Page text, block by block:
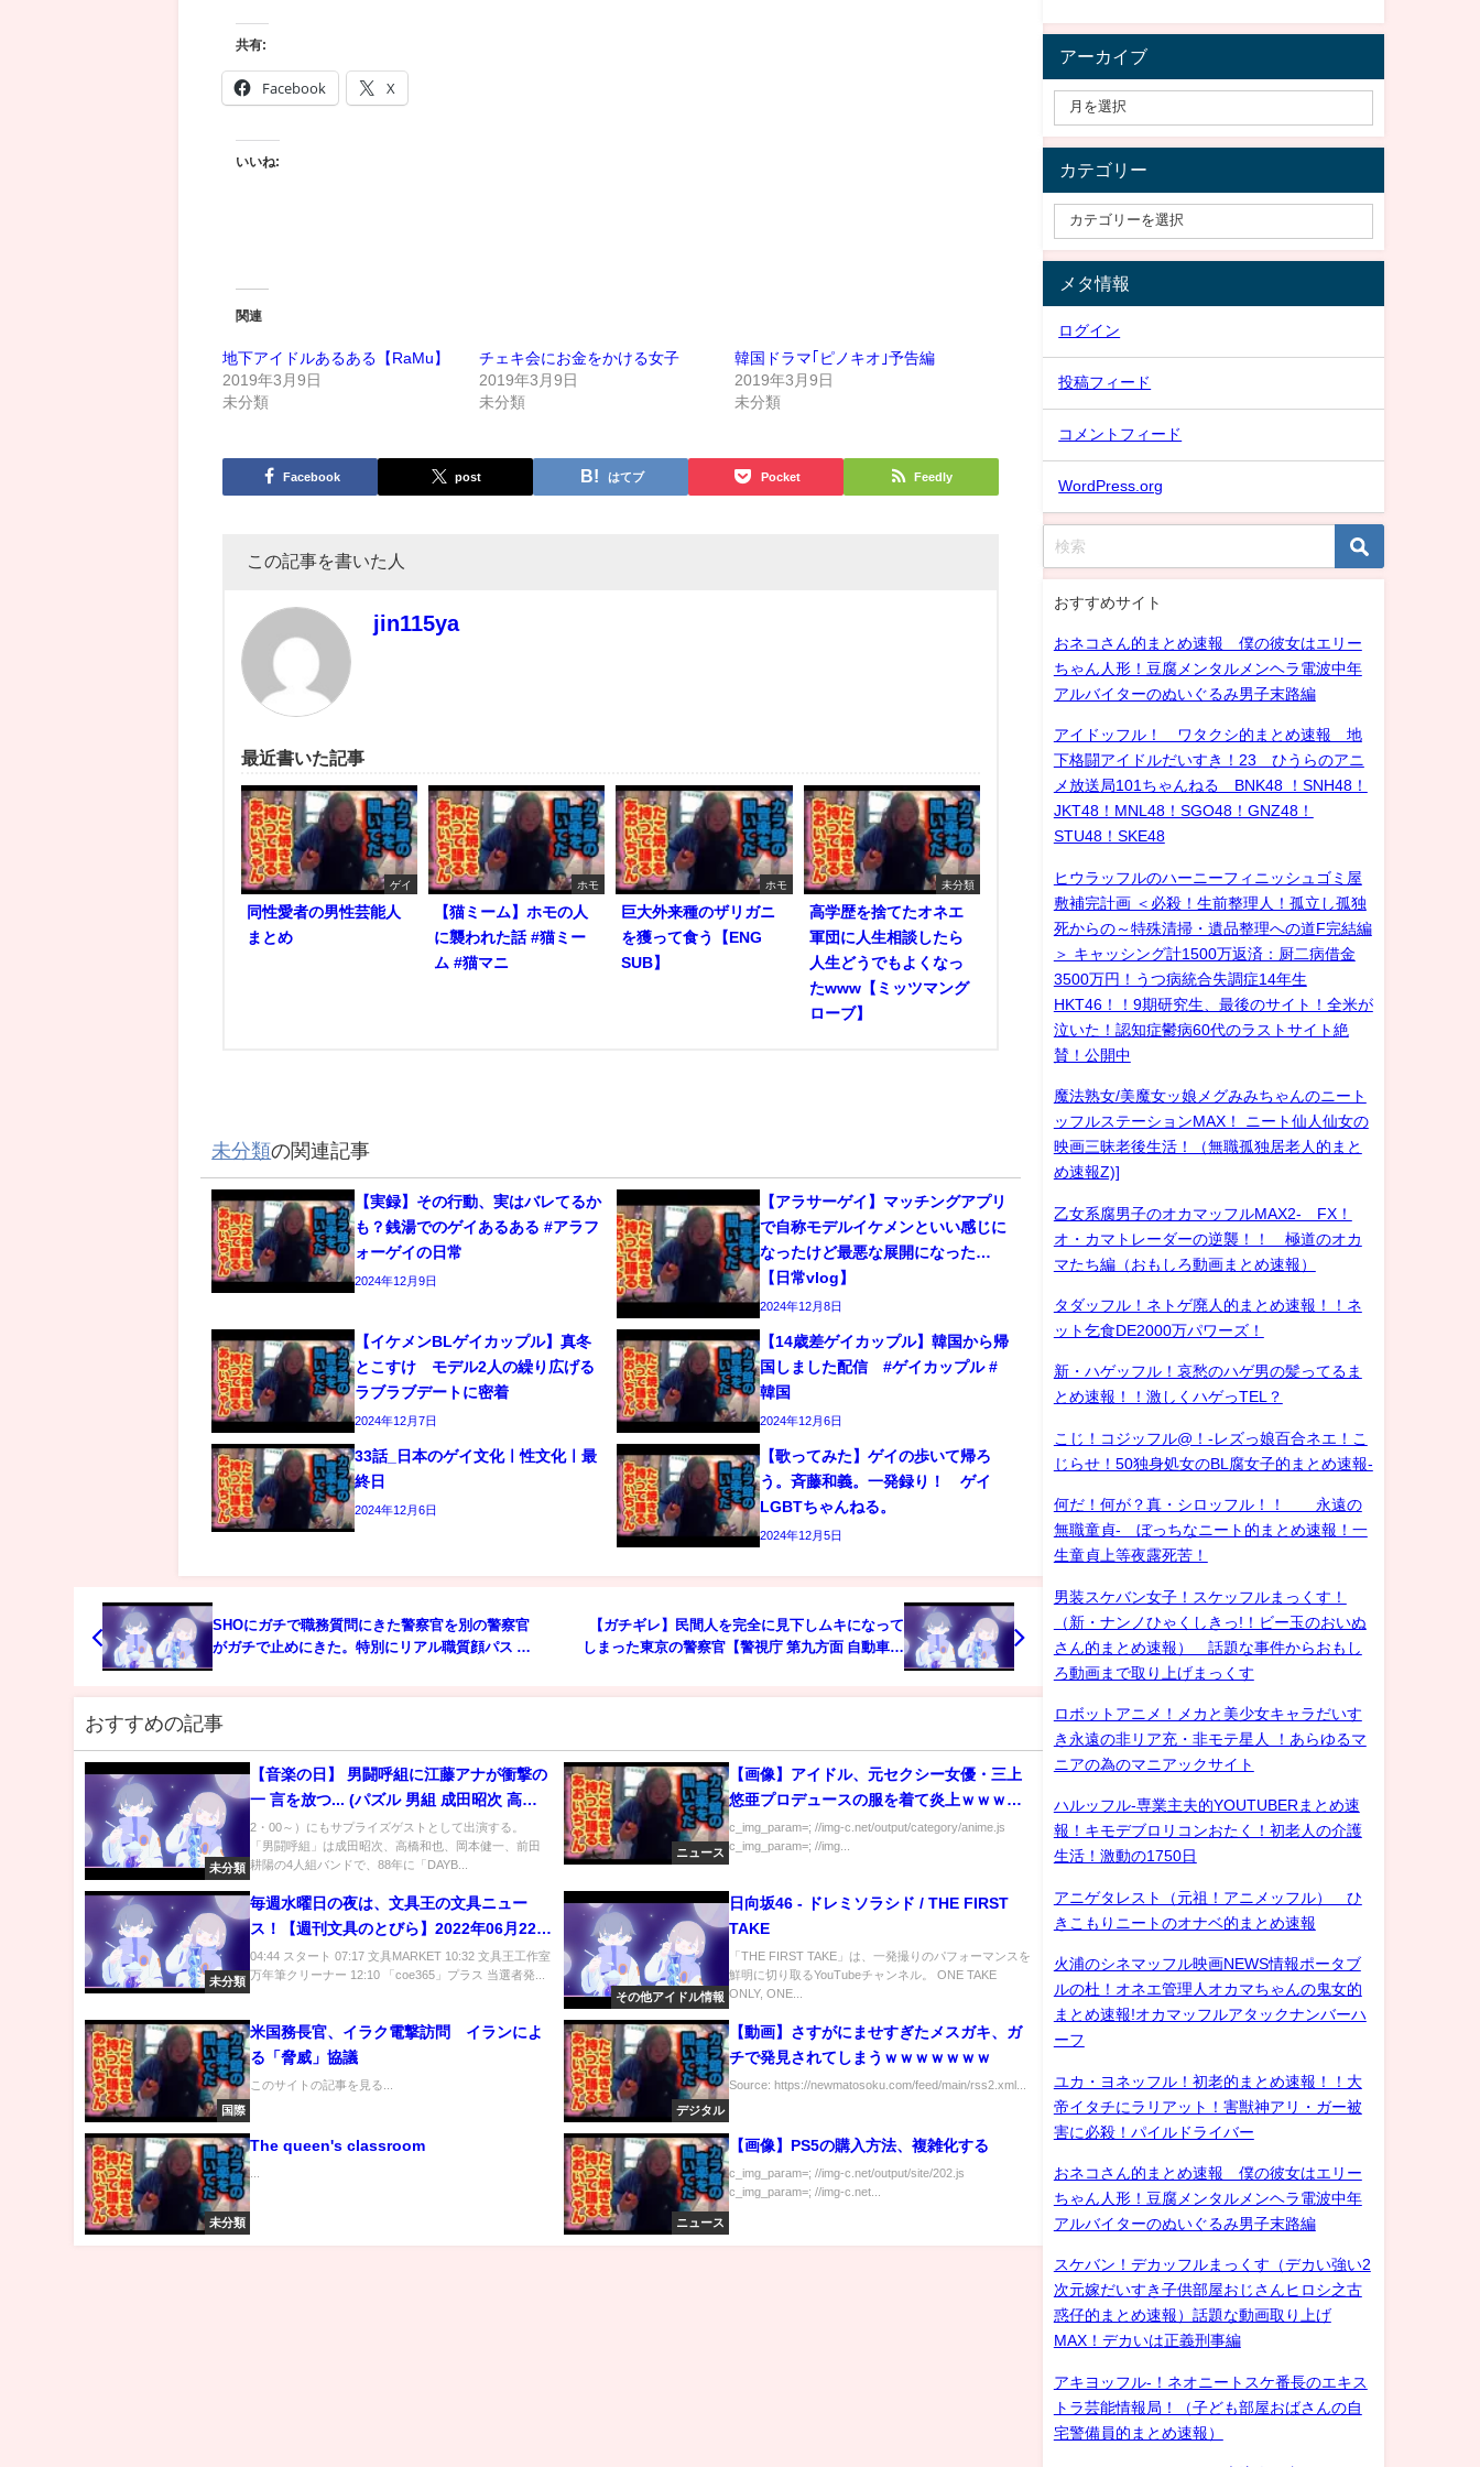
共有:
Facebook X
いいね:
関連
地下アイドルあるある【RaMu】
2019年3月9日
未分類
チェキ会にお金をかける女子
2019年3月9日
未分類
韓国ドラマ｢ピノキオ｣予告編
2019年3月9日
未分類
Facebook post はてブ Pocket Feedly
この記事を書いた人
jin115ya
最近書いた記事
ゲイ
同性愛者の男性芸能人
まとめ
ホモ
【猫ミーム】ホモの人
に襲われた話 #猫ミー
ム #猫マニ
ホモ
巨大外来種のザリガニ
を獲って食う【ENG
SUB】
未分類
高学歴を捨てたオネエ
軍団に人生相談したら
人生どうでもよくなっ
たwww【ミッツマング
ローブ】
未分類の関連記事
【実録】その行動、実はバレてるか
も？銭湯でのゲイあるある #アラフ
ォーゲイの日常
2024年12月9日
【アラサーゲイ】マッチングアプリ
で自称モデルイケメンといい感じに
なったけど最悪な展開になった…
【日常vlog】
2024年12月8日
【イケメンBLゲイカップル】真冬
とこすけ モデル2人の繰り広げる
ラブラブデートに密着
2024年12月7日
【14歳差ゲイカップル】韓国から帰
国しました配信 #ゲイカップル #
韓国
2024年12月6日
33話_日本のゲイ文化ㅣ性文化ㅣ最
終日
2024年12月6日
【歌ってみた】ゲイの歩いて帰ろ
う。斉藤和義。一発録り！ ゲイ
LGBTちゃんねる。
2024年12月5日
SHOにガチで職務質問にきた警察官を別の警察官
がガチで止めにきた。特別にリアル職質顔パス B
【ガチギレ】民間人を完全に見下しムキになって
しまった東京の警察官【警視庁 第九方面 自動車警
おすすめの記事
未分類
【音楽の日】 男闘呼組に江藤アナが衝撃の
一 言を放つ... (パズル 男組 成田昭次 高橋
和也 岡本健一 前田耕陽 再結成ライブ動画
見逃し SnowMan SixTONES)
2・00～）にもサプライズゲストとして出演する。
「男闘呼組」は成田昭次、高橋和也、岡本健一、前田
耕陽の4人組バンドで、88年に「DAYB...
ニュース
【画像】アイドル、元セクシー女優・三上
悠亜プロデュースの服を着て炎上ｗｗｗｗ
ｗ
c_img_param=; //img-c.net/output/category/anime.js
c_img_param=; //img...
未分類
毎週水曜日の夜は、文具王の文具ニュー
ス！【週刊文具のとびら】2022年06月22
日 20:30〜＜文具王が文房具の最先端ニ
ュースをお届けします！＜プレゼント発表
04:44 スタート 07:17 文具MARKET 10:32 文具王工作室
万年筆クリーナー 12:10 「coe365」プラス 当選者発...
その他アイドル情報
日向坂46 - ドレミソラシド / THE FIRST
TAKE
「THE FIRST TAKE」は、一発撮りのパフォーマンスを
鮮明に切り取るYouTubeチャンネル。 ONE TAKE
ONLY, ONE...
国際
米国務長官、イラク電撃訪問 イランによ
る「脅威」協議
このサイトの記事を見る...
デジタル
【動画】さすがにませすぎたメスガキ、ガ
チで発見されてしまうｗｗｗｗｗｗｗ
Source: https://newmatosoku.com/feed/main/rss2.xml...
未分類
The queen's classroom
ニュース
【画像】PS5の購入方法、複雑化する
c_img_param=; //img-c.net/output/site/202.js
c_img_param=; //img-c.net...
アーカイブ
カテゴリー
メタ情報
ログイン
投稿フィード
コメントフィード
WordPress.org
おすすめサイト
おネコさん的まとめ速報 僕の彼女はエリー
ちゃん人形！豆腐メンタルメンヘラ電波中年
アルバイターのぬいぐるみ男子末路編
アイドッフル！ ワタクシ的まとめ速報 地
下格闘アイドルだいすき！23 ひうらのアニ
メ放送局101ちゃんねる BNK48 ！SNH48！
JKT48！MNL48！SGO48！GNZ48！
STU48！SKE48
ヒウラッフルのハーニーフィニッシュゴミ屋
敷補完計画 ＜必殺！生前整理人！孤立し孤独
死からの～特殊清掃・遺品整理への道F完結編
＞ キャッシング計1500万返済：厨二病借金
3500万円！うつ病統合失調症14年生
HKT46！！9期研究生、最後のサイト！全米が
泣いた！認知症鬱病60代のラストサイト絶
賛！公開中
魔法熟女/美魔女ッ娘メグみみちゃんのニート
ッフルステーションMAX！ ニート仙人仙女の
映画三昧老後生活！（無職孤独居老人的まと
め速報Z)]
乙女系腐男子のオカマッフルMAX2- FX！
オ・カマトレーダーの逆襲！！ 極道のオカ
マたち編（おもしろ動画まとめ速報）
タダッフル！ネトゲ廃人的まとめ速報！！ネ
ット乞食DE2000万パワーズ！
新・ハゲッフル！哀愁のハゲ男の髪ってるま
とめ速報！！激しくハゲっTEL？
こじ！コジッフル@！-レズっ娘百合ネエ！こ
じらせ！50独身処女のBL腐女子的まとめ速報-
何だ！何が？真・シロッフル！！ 永遠の
無職童貞- ぼっちなニート的まとめ速報！一
生童貞上等夜露死苦！
男装スケバン女子！スケッフルまっくす！
（新・ナンノひゃくしきっ!！ビー玉のおいぬ
さん的まとめ速報） 話題な事件からおもし
ろ動画まで取り上げまっくす
ロボットアニメ！メカと美少女キャラだいす
き永遠の非リア充・非モテ星人 ！あらゆるマ
ニアの為のマニアックサイト
ハルッフル-専業主夫的YOUTUBERまとめ速
報！キモデブロリコンおたく！初老人の介護
生活！激動の1750日
アニゲタレスト（元祖！アニメッフル） ひ
きこもりニートのオナベ的まとめ速報
火浦のシネマッフル映画NEWS情報ポータブ
ルの杜！オネエ管理人オカマちゃんの鬼女的
まとめ速報!オカマッフルアタックナンバーハ
ーフ
ユカ・ヨネッフル！初老的まとめ速報！！大
帝イタチにラリアット！害獣神アリ・ガー被
害に必殺！パイルドライバー
おネコさん的まとめ速報 僕の彼女はエリー
ちゃん人形！豆腐メンタルメンヘラ電波中年
アルバイターのぬいぐるみ男子末路編
スケバン！デカッフルまっくす（デカい強い2
次元嫁だいすき子供部屋おじさんヒロシ之古
惑仔的まとめ速報）話題な動画取り上げ
MAX！デカいは正義刑事編
アキヨッフル-！ネオニートスケ番長のエキス
トラ芸能情報局！（子ども部屋おばさんの自
宅警備員的まとめ速報）